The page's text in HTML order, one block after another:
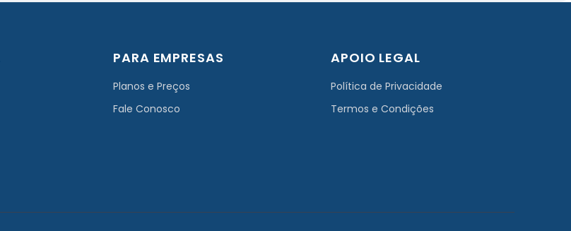
PARA EMPRESAS
Planos e Preços
Fale Conosco
APOIO LEGAL
Política de Privacidade
Termos e Condições